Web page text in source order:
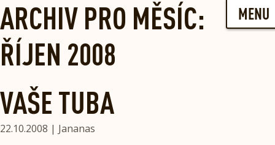
Skip
to
content
MENU
ARCHIV PRO MĚSÍC:
ŘÍJEN 2008
VAŠE TUBA
22.10.2008 | Jananas